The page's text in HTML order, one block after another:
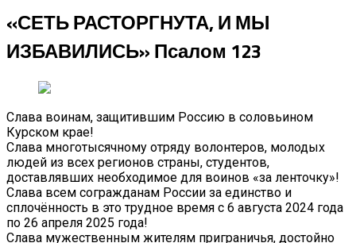
«СЕТЬ РАСТОРГНУТА, И МЫ
ИЗБАВИЛИСЬ» Псалом 123
Слава воинам, защитившим Россию в соловьином
Курском крае!
Слава многотысячному отряду волонтеров, молодых
людей из всех регионов страны, студентов,
доставлявших необходимое для воинов «за ленточку»!
Слава всем согражданам России за единство и
сплочённость в это трудное время с 6 августа 2024 года
по 26 апреля 2025 года!
Слава мужественным жителям приграничья, достойно